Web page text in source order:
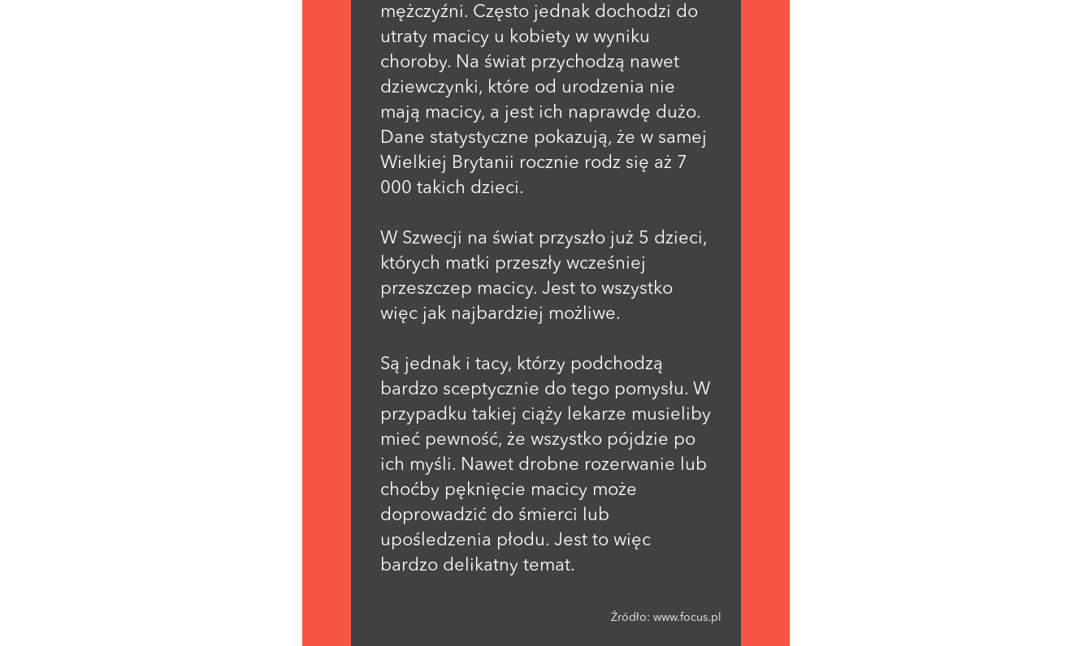
mężczyźni. Często jednak dochodzi do
utraty macicy u kobiety w wyniku
choroby. Na świat przychodzą nawet
dziewczynki, które od urodzenia nie
mają macicy, a jest ich naprawdę dużo.
Dane statystyczne pokazują, że w samej
Wielkiej Brytanii rocznie rodz się aż 7
000 takich dzieci.
W Szwecji na świat przyszło już 5 dzieci,
których matki przeszły wcześniej
przeszczep macicy. Jest to wszystko
więc jak najbardziej możliwe.
Są jednak i tacy, którzy podchodzą
bardzo sceptycznie do tego pomysłu. W
przypadku takiej ciąży lekarze musieliby
mieć pewność, że wszystko pójdzie po
ich myśli. Nawet drobne rozerwanie lub
choćby pęknięcie macicy może
doprowadzić do śmierci lub
upośledzenia płodu. Jest to więc
bardzo delikatny temat.
Źródło: www.focus.pl